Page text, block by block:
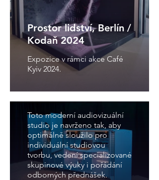
Prostor lidství, Berlín /
Kodaň 2024
Expozice v rámci akce Café
Kyiv 2024.
Toto moderní audiovizuální
studio je navrženo tak, aby
optimálně sloužilo pro
individuální studiovou
tvorbu, vedení specializované
skupinové výuky i pořádání
odborných přednášek.